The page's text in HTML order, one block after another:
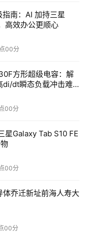
相对较高。
”操作，每次延长约
率为480p。
础版月费仅需10美
一策略与其在图像
降低创作门槛快速
其"松弛模式"无限
。
南：AI 加持三星
高效办公更顺心
00分
方形超级电容：解
di/dt瞬态负载冲击难
00分
星Galaxy Tab S10 FE
00分
体乔迁新址前海人寿大
00分